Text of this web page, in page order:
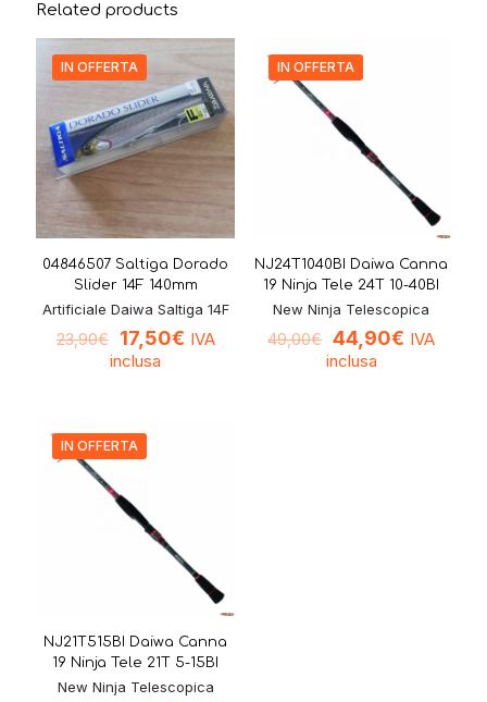
Related products
IN OFFERTA
04846507 Saltiga Dorado
Slider 14F 140mm
Artificiale Daiwa Saltiga 14F
23,90€ 17,50€ IVA
inclusa
IN OFFERTA
NJ24T1040BI Daiwa Canna
19 Ninja Tele 24T 10-40BI
New Ninja Telescopica
49,00€ 44,90€ IVA
inclusa
IN OFFERTA
NJ21T515BI Daiwa Canna
19 Ninja Tele 21T 5-15BI
New Ninja Telescopica